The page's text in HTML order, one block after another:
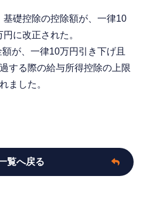
礎控除の控除額が、一律10
に改正された。
が、一律10万円引き下げ且
する際の給与所得控除の上限
ました。
覧へ戻る